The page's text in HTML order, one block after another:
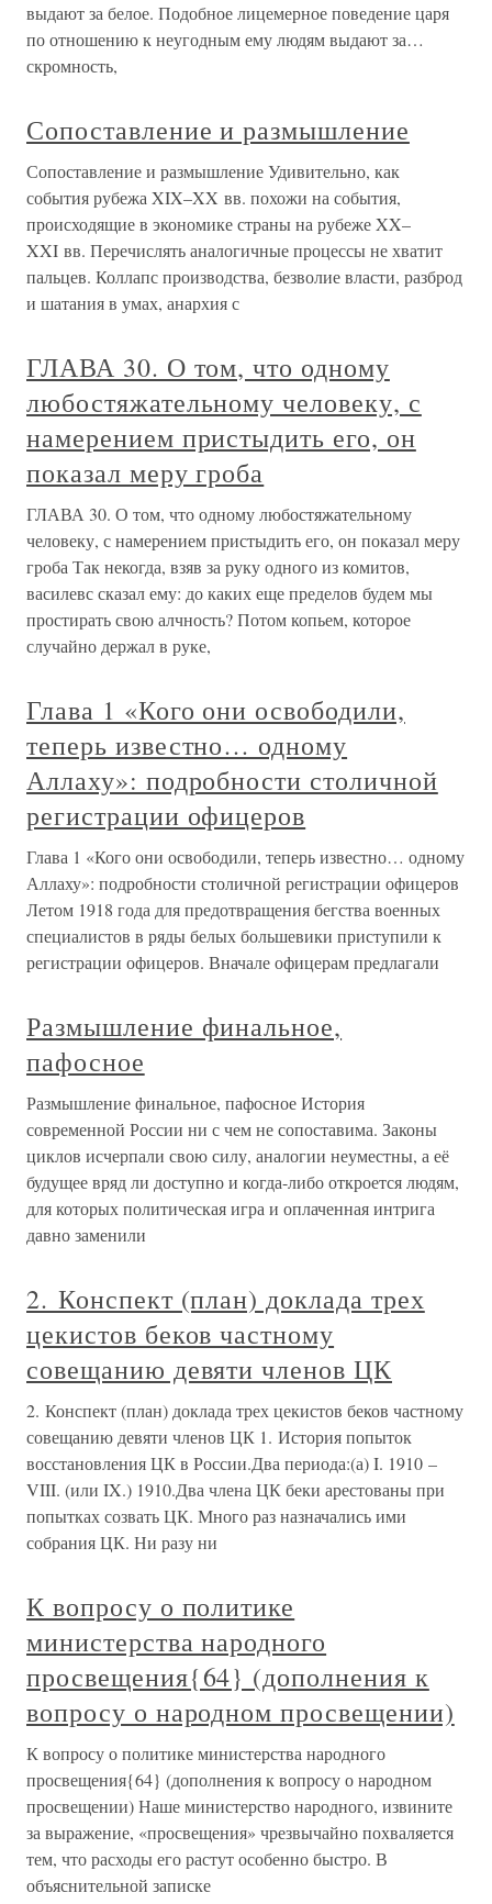
выдают за белое. Подобное лицемерное поведение царя
по отношению к неугодным ему людям выдают за…
скромность,
Сопоставление и размышление
Сопоставление и размышление Удивительно, как
события рубежа XIX–XX вв. похожи на события,
происходящие в экономике страны на рубеже XX–
XXI вв. Перечислять аналогичные процессы не хватит
пальцев. Коллапс производства, безволие власти, разброд
и шатания в умах, анархия с
ГЛАВА 30. О том, что одному
любостяжательному человеку, с
намерением пристыдить его, он
показал меру гроба
ГЛАВА 30. О том, что одному любостяжательному
человеку, с намерением пристыдить его, он показал меру
гроба Так некогда, взяв за руку одного из комитов,
василевс сказал ему: до каких еще пределов будем мы
простирать свою алчность? Потом копьем, которое
случайно держал в руке,
Глава 1 «Кого они освободили,
теперь известно… одному
Аллаху»: подробности столичной
регистрации офицеров
Глава 1 «Кого они освободили, теперь известно… одному
Аллаху»: подробности столичной регистрации офицеров
Летом 1918 года для предотвращения бегства военных
специалистов в ряды белых большевики приступили к
регистрации офицеров. Вначале офицерам предлагали
Размышление финальное,
пафосное
Размышление финальное, пафосное История
современной России ни с чем не сопоставима. Законы
циклов исчерпали свою силу, аналогии неуместны, а её
будущее вряд ли доступно и когда-либо откроется людям,
для которых политическая игра и оплаченная интрига
давно заменили
2. Конспект (план) доклада трех
цекистов беков частному
совещанию девяти членов ЦК
2. Конспект (план) доклада трех цекистов беков частному
совещанию девяти членов ЦК 1. История попыток
восстановления ЦК в России.Два периода:(а) I. 1910 –
VIII. (или IX.) 1910.Два члена ЦК беки арестованы при
попытках созвать ЦК. Много раз назначались ими
собрания ЦК. Ни разу ни
К вопросу о политике
министерства народного
просвещения{64} (дополнения к
вопросу о народном просвещении)
К вопросу о политике министерства народного
просвещения{64} (дополнения к вопросу о народном
просвещении) Наше министерство народного, извините
за выражение, «просвещения» чрезвычайно похваляется
тем, что расходы его растут особенно быстро. В
объяснительной записке